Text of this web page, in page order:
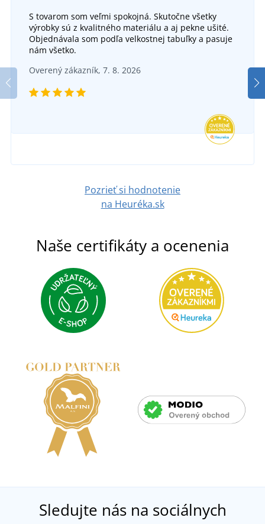
Pohodlná pletená zimná čiapka
DO 6 DNÍ
v utorok 18. 8.
Dámske pletené zimné rukavice
6,91 €
S tovarom som veľmi spokojná. Skutočne všetky
výrobky sú z kvalitného materiálu a aj pekne ušité.
Objednávala som podľa velkostnej tabuľky a pasuje
nám všetko.
Overený zákazník, 7. 8. 2026
Pozrieť si hodnotenie
na Heuréka.sk
Naše certifikáty a ocenenia
Sledujte nás na sociálnych